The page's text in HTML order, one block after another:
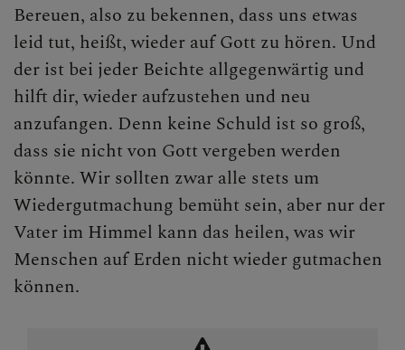
Bereuen, also zu bekennen, dass uns etwas
leid tut, heißt, wieder auf Gott zu hören. Und
der ist bei jeder Beichte allgegenwärtig und
hilft dir, wieder aufzustehen und neu
anzufangen. Denn keine Schuld ist so groß,
dass sie nicht von Gott vergeben werden
könnte. Wir sollten zwar alle stets um
Wiedergutmachung bemüht sein, aber nur der
Vater im Himmel kann das heilen, was wir
Menschen auf Erden nicht wieder gutmachen
können.